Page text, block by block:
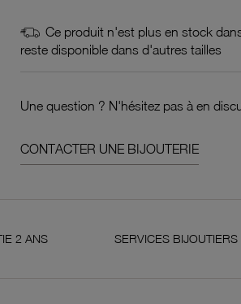
Ce produit n'est plus en stock
reste disponible dans d'autres tailles
Une question ? N'hésitez pas à en
CONTACTER UNE BIJOUTERIE
SERVICES BIJOUTIERS ET